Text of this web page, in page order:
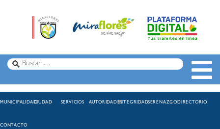
MUNICIPALIDADCIUDAD SERVICIOS AUTORIDADESINTEGRIDADSERENAZGODIRECTORIO
CONTACTO